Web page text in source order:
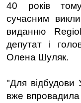
40 років
сучасним
виданню
депутат і
Олена Шуляк.
"Для відбудови
вже впровадила